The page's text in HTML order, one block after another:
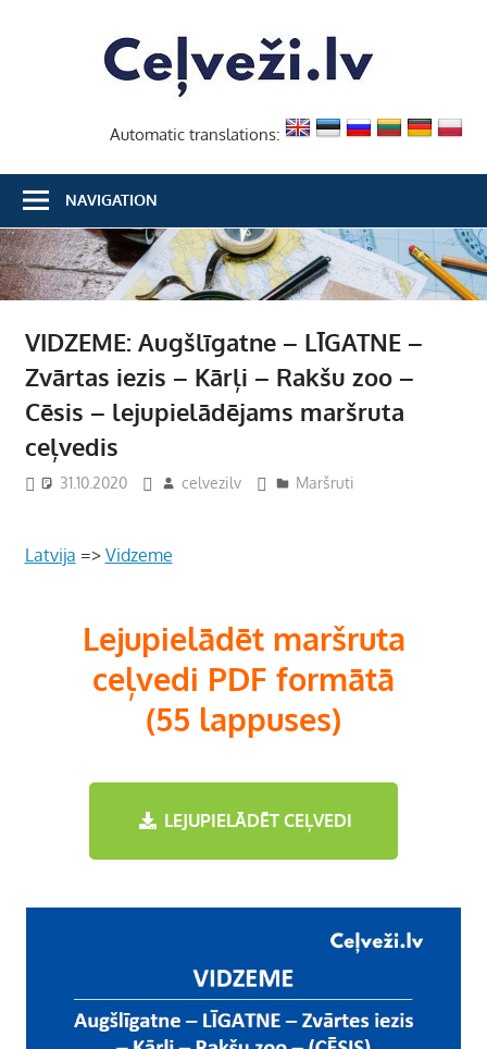
Automatic translations:
NAVIGATION
VIDZEME: Augšlīgatne – LĪGATNE –
Zvārtas iezis – Kārļi – Rakšu zoo –
Cēsis – lejupielādējams maršruta
ceļvedis
31.10.2020 celvezilv Maršruti
Latvija => Vidzeme
Lejupielādēt maršruta
ceļvedi PDF formātā
(55 lappuses)
LEJUPIELĀDĒT CEĻVEDI